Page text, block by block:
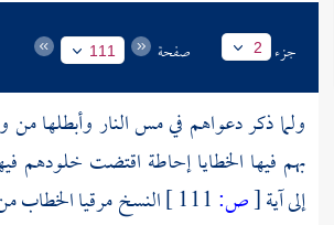
جزء 2 صفحة 111
ولما ذكر دعواهم في مس النار وأبطلها
بهم فيها الخطايا إحاطة اقتضت خلودهم
إلى آية[ص:
النسخ مرقيا الخطاب